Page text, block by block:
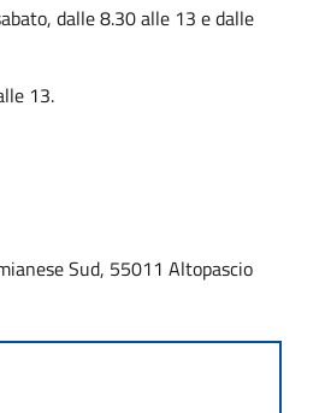
dalle 8.30 alle 13 e dalle
13.
Sud, 55011 Altopascio